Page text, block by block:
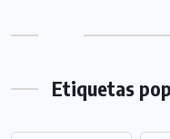
Etiquetas